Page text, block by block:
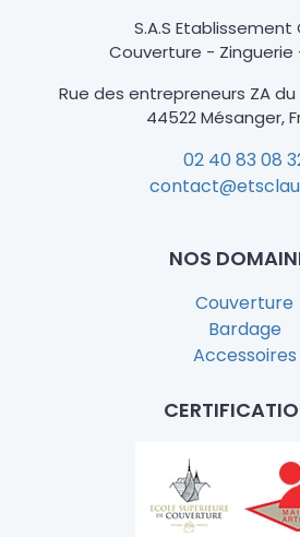
S.A.S Etablissement
Couverture - Zinguerie
Rue des entrepreneurs ZA
44522 Mésanger,
02 40 83 08
NOS
Couverture
Bardage
Accessoires